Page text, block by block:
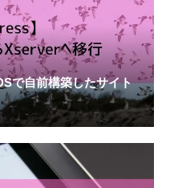
で自前構築したサイト